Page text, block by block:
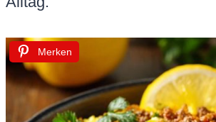
Merken